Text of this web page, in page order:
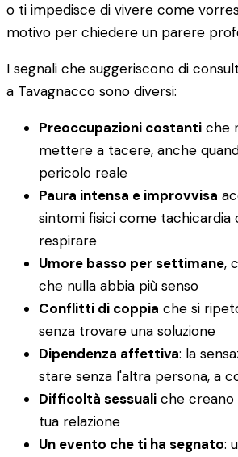
o ti impedisce di vivere come
motivo per chiedere un parere
I segnali che suggeriscono di
a Tavagnacco sono diversi:
Preoccupazioni costanti che
mettere a tacere, anche
pericolo reale
Paura intensa e improvvisa
sintomi fisici come tachicardia
respirare
Umore basso per settimane,
che nulla abbia più senso
Conflitti di coppia che si
senza trovare una soluzione
Dipendenza affettiva: la
stare senza l'altra persona, a
Difficoltà sessuali che creano
tua relazione
Un evento che ti ha segnato: